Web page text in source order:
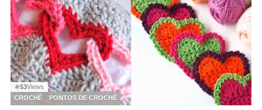
◉53Views
CROCHÊ
PONTOS DE CROCHÊ